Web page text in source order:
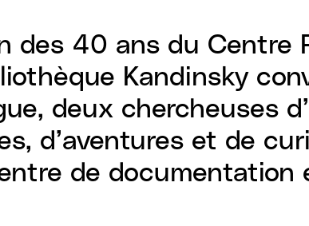
des 40 ans du Centre
Kandinsky
deux chercheuses
d’aventures et de
de documentation